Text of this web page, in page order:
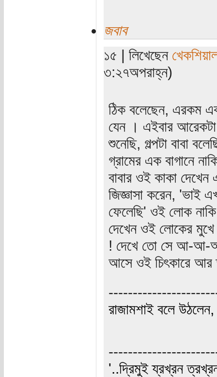
জবাব
১৫ | লিখেছেন
৩:২৭অপরাহ্ন)
ঠিক বলেছেন, এরকম
যেন । এইবার
শুনেছি, গল্পটা বাবা
গ্রামের এক বাগানে
বাবার ওই কাকা
জিজ্ঞাসা করেন, 'ভাই
ফেলেছি' ওই লোক নাকি
দেখেন ওই লোকের মুখে
! দেখে তো সে আ-আ-আ
আসে ওই চিৎকারে আর
রাজামশাই বলে
'..দ্রিমুই য্রখ্রন